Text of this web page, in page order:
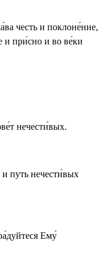
честь и поклоне́ние,
при́сно и во ве́ки
нечести́вых.
и путь нечести́вых
Ему́